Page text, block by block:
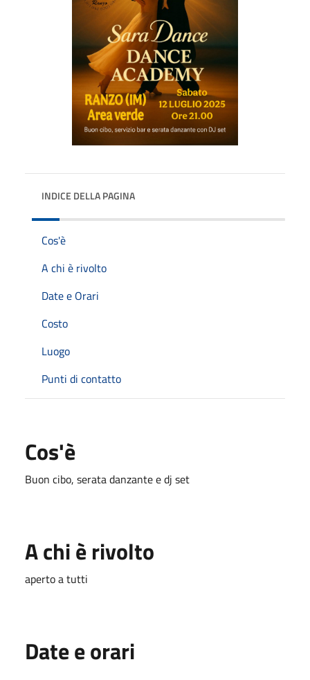
INDICE DELLA PAGINA
Cos'è
A chi è rivolto
Date e Orari
Costo
Luogo
Punti di contatto
Cos'è
Buon cibo, serata danzante e dj set
A chi è rivolto
aperto a tutti
Date e orari